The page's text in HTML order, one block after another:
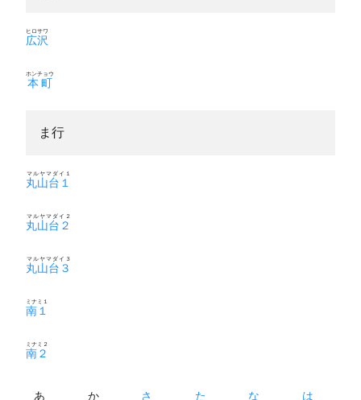
広沢
ヒロサワ
本町
ホンチョウ
ま行
丸山台１
マルヤマダイ１
丸山台２
マルヤマダイ２
丸山台３
マルヤマダイ３
南１
ミナミ１
南２
ミナミ２
あ か さ た な は